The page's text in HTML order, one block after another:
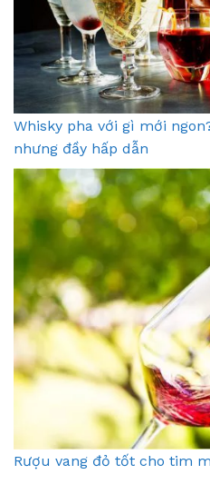
Whisky pha với gì mới
nhưng đầy hấp dẫn
Rượu vang đỏ tốt cho tim